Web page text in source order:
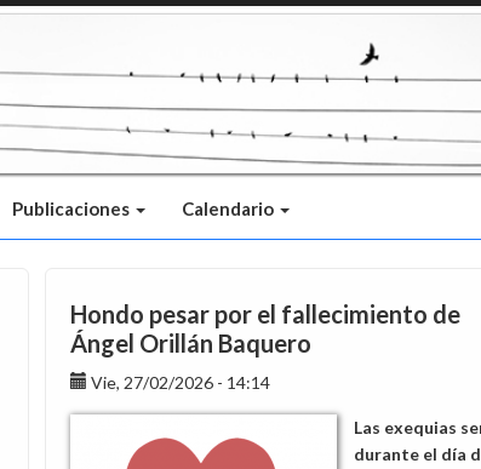
Publicaciones Calendario
Hondo pesar por el fallecimiento de
Ángel Orillán Baquero
Vie, 27/02/2026 - 14:14
Las exequias
durante el día